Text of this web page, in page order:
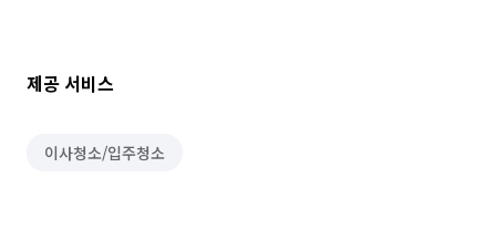
제공 서비스
이사청소/입주청소